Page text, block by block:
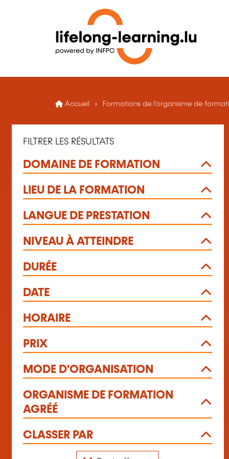
Accueil Formations de l'organisme de
FILTRER LES RÉSULTATS
DOMAINE DE FORMATION
LIEU DE LA FORMATION
LANGUE DE PRESTATION
NIVEAU À ATTEINDRE
DURÉE
DATE
HORAIRE
PRIX
MODE D'ORGANISATION
ORGANISME DE FORMATION
AGRÉÉ
CLASSER PAR